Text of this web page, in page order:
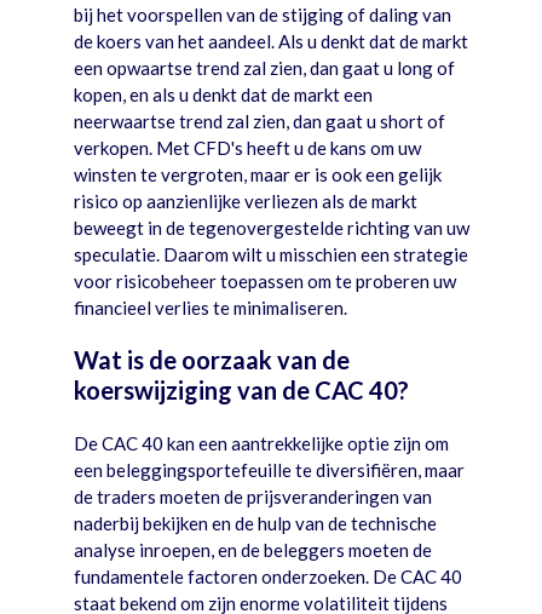
bij het voorspellen van de stijging of daling van
de koers van het aandeel. Als u denkt dat de markt
een opwaartse trend zal zien, dan gaat u long of
kopen, en als u denkt dat de markt een
neerwaartse trend zal zien, dan gaat u short of
verkopen. Met CFD's heeft u de kans om uw
winsten te vergroten, maar er is ook een gelijk
risico op aanzienlijke verliezen als de markt
beweegt in de tegenovergestelde richting van uw
speculatie. Daarom wilt u misschien een strategie
voor risicobeheer toepassen om te proberen uw
financieel verlies te minimaliseren.
Wat is de oorzaak van de
koerswijziging van de CAC 40?
De CAC 40 kan een aantrekkelijke optie zijn om
een beleggingsportefeuille te diversifiëren, maar
de traders moeten de prijsveranderingen van
naderbij bekijken en de hulp van de technische
analyse inroepen, en de beleggers moeten de
fundamentele factoren onderzoeken. De CAC 40
staat bekend om zijn enorme volatiliteit tijdens